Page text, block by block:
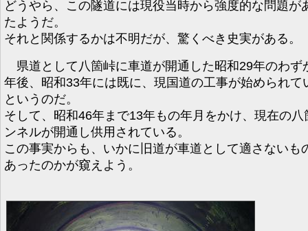
どうやら、この隧道には現役当時から強度的な問題が
たようだ。
それと関係するかは不明だが、驚くべき史実がある。
県道として八箇峠に車道が開通した昭和29年のわず
年後、昭和33年には既に、現国道の工事が始められて
というのだ。
そして、昭和46年まで13年もの年月をかけ、現在の八
ンネルが開通し供用されている。
この事実からも、いかに旧道が車道として適さないも
あったのかが窺えよう。